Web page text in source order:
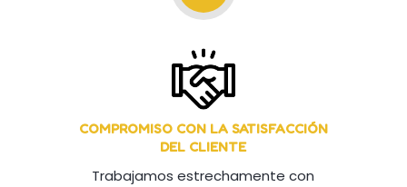
COMPROMISO CON LA SATISFACCIÓN
DEL CLIENTE
Trabajamos estrechamente con